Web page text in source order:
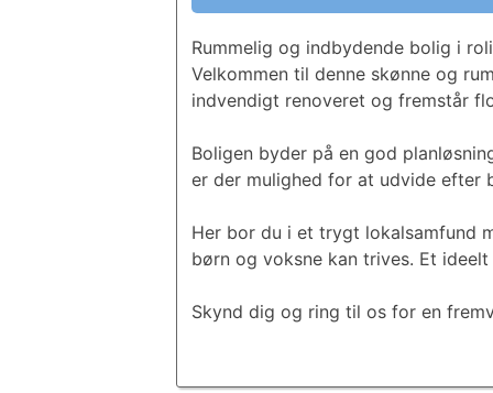
Rummelig og indbydende bolig i
Velkommen til denne skønne og
indvendigt renoveret og fremstår
Boligen byder på en god
er der mulighed for at udvide efter
Her bor du i et trygt lokalsamfund
børn og voksne kan trives. Et
Skynd dig og ring til os for en